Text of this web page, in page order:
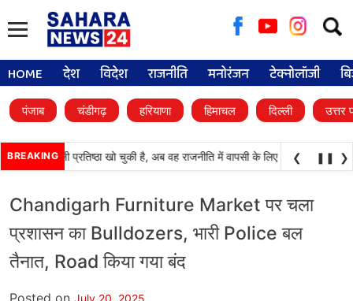
for:
HOME देश विदेश राजनीति मनोरंजन टेक्नोलॉजी
पंजाब चंडीगढ़ हरियाणा हिमाचल दिल्ली उत्तर
BREAKINGदल) अपनी प्रतिष्ठा खो चुकी है, अब वह राजनीति में वापसी के लिए भाजपा से
❮ ❚❚ ❯
Chandigarh Furniture Market पर चला
प्रशासन का Bulldozers, भारी Police बल
तैनात, Road किया गया बंद
Posted on July 20, 2025